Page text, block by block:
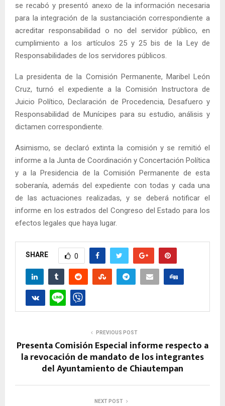
se recabó y presentó anexo de la información necesaria
para la integración de la sustanciación correspondiente a
acreditar responsabilidad o no del servidor público, en
cumplimiento a los artículos 25 y 25 bis de la Ley de
Responsabilidades de los servidores públicos.
La presidenta de la Comisión Permanente, Maribel León
Cruz, turnó el expediente a la Comisión Instructora de
Juicio Político, Declaración de Procedencia, Desafuero y
Responsabilidad de Munícipes para su estudio, análisis y
dictamen correspondiente.
Asimismo, se declaró extinta la comisión y se remitió el
informe a la Junta de Coordinación y Concertación Política
y a la Presidencia de la Comisión Permanente de esta
soberanía, además del expediente con todas y cada una
de las actuaciones realizadas, y se deberá notificar el
informe en los estrados del Congreso del Estado para los
efectos legales que haya lugar.
SHARE 0
PREVIOUS POST
Presenta Comisión Especial informe respecto a
la revocación de mandato de los integrantes
del Ayuntamiento de Chiautempan
NEXT POST